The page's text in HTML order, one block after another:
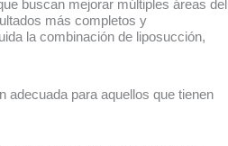
buscan mejorar múltiples áreas del
más completos y
la combinación de liposucción,
adecuada para aquellos que tienen